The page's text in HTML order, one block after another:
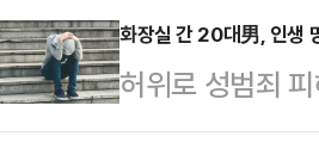
화장실 간 20대男, 인생
허위로 성범죄
형의 집행유예